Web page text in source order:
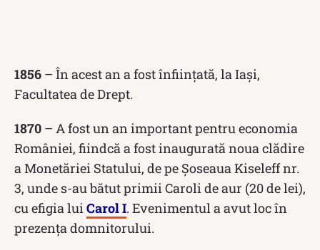
1856 – În acest an a fost înființată, la Iași,
Facultatea de Drept.
1870 – A fost un an important pentru economia
României, fiindcă a fost inaugurată noua clădire
a Monetăriei Statului, de pe Șoseaua Kiseleff nr.
3, unde s-au bătut primii Caroli de aur (20 de lei),
cu efigia lui Carol I. Evenimentul a avut loc în
prezența domnitorului.